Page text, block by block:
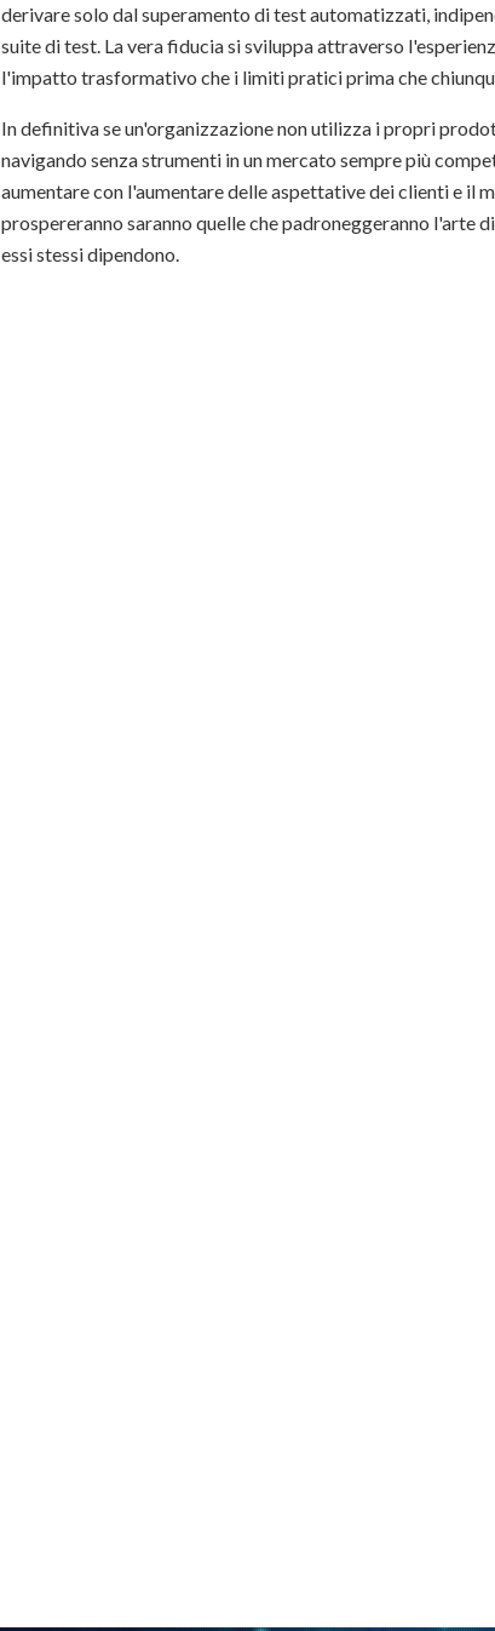
derivare solo dal superamento di test automatizzati,
suite di test. La vera fiducia si sviluppa attraverso
l'impatto trasformativo che i limiti pratici prima che
In definitiva se un'organizzazione non utilizza i propri
navigando senza strumenti in un mercato sempre più
aumentare con l'aumentare delle aspettative dei clienti e il
prospereranno saranno quelle che padroneggeranno
essi stessi dipendono.